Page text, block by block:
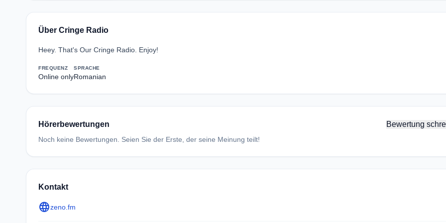
Über Cringe Radio
Heey. That's Our Cringe Radio. Enjoy!
FREQUENZ
Online only
SPRACHE
Romanian
Hörerbewertungen Bewertung
Noch keine Bewertungen. Seien Sie der Erste, der seine Meinung teilt!
Kontakt
languagezeno.fm